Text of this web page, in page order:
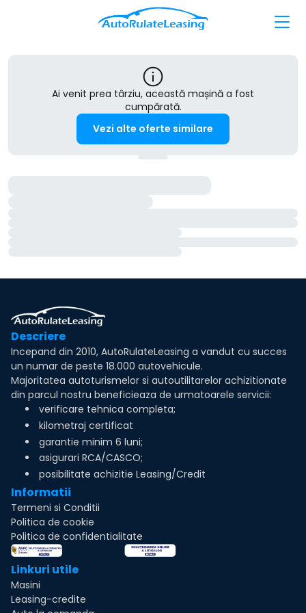
Ai venit prea târziu, această mașină a fost
cumpărată.
Vezi alte oferte similare
Descriere
Incepand din 2010, AutoRulateLeasing a vandut cu succes
un numar de peste 18.000 autovehicule.
Majoritatea autoturismelor si autoutilitarelor achizitionate
din parcul nostru beneficieaza de urmatoarele servicii:
verificare tehnica completa;
kilometraj certificat
garantie minim 6 luni;
asigurari RCA/CASCO;
posibilitate achizitie Leasing/Credit
Informatii
Termeni si Conditii
Politica de cookie
Politica de confidentialitate
Linkuri utile
Masini
Leasing-credite